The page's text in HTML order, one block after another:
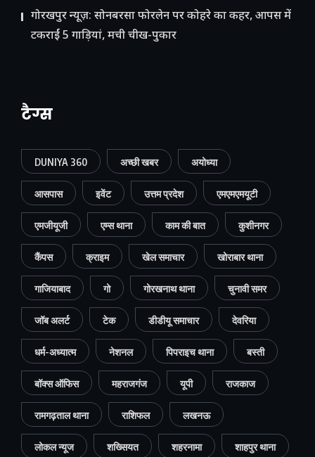
गोरखपुर न्यूज़: सोनबरसा फोरलेन पर कोहरे का कहर, आपस में
टकराईं 5 गाड़ियां, मची चीख-पुकार
टैग्स
DUNIYA 360 अच्छी खबर अयोध्या
आसपास इवेंट उत्तम प्रदेश एमएमएमयूटी
एमजीयूजी एम्स थाना काम की बात कुशीनगर
कैंपस क्राइम खेल समाचार खोराबार थाना
गाजियाबाद गो गोरखनाथ थाना चुनावी समर
जॉब अलर्ट टेक डीडीयू समाचार देवरिया
धर्म-अध्यात्म नेशनल पिपराइच थाना बस्ती
बॉक्स ऑफिस महराजगंज यूपी राजकाज
रामगढ़ताल थाना राशिफल लखनऊ
लोकल न्यूज शख्सियत शहरनामा शाहपुर थाना